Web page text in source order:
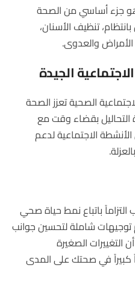
جزء أساسي من الصحة
تنظيف الأسنان،
والعدوى.
الجيدة
الصحية تعزز الصحة
التحاليل بقضاء وقت مع
الأنشطة الاجتماعية لدعم
باتباع نمط حياة صحي
توجيهات شاملة لتحسين جوانب
التغييرات الصغيرة
في صحتك على المدى